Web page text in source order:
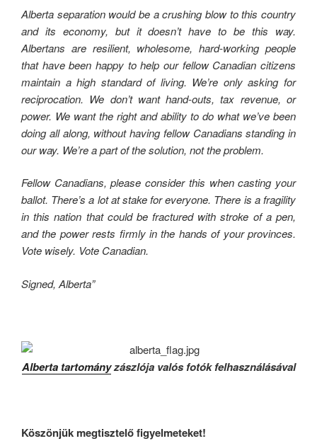
Alberta separation would be a crushing blow to this country
and its economy, but it doesn’t have to be this way.
Albertans are resilient, wholesome, hard-working people
that have been happy to help our fellow Canadian citizens
maintain a high standard of living. We’re only asking for
reciprocation. We don’t want hand-outs, tax revenue, or
power. We want the right and ability to do what we’ve been
doing all along, without having fellow Canadians standing in
our way. We’re a part of the solution, not the problem.
Fellow Canadians, please consider this when casting your
ballot. There’s a lot at stake for everyone. There is a fragility
in this nation that could be fractured with stroke of a pen,
and the power rests firmly in the hands of your provinces.
Vote wisely. Vote Canadian.
Signed, Alberta”
Alberta tartományzászlója valós fotók felhasználásával
Köszönjük megtisztelő figyelmeteket!